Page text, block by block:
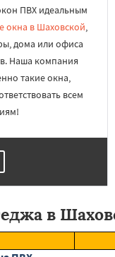
ПВХ идеальным
окна в Шаховской,
дома или офиса
Наша компания
такие окна,
всем
в